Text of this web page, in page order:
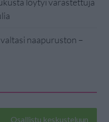
löytyi varastettuja
naapuruston –